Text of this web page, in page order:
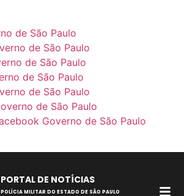
PORTAL DE NOTÍCIAS
POLÍCIA MILITAR DO ESTADO DE SÃO PAULO